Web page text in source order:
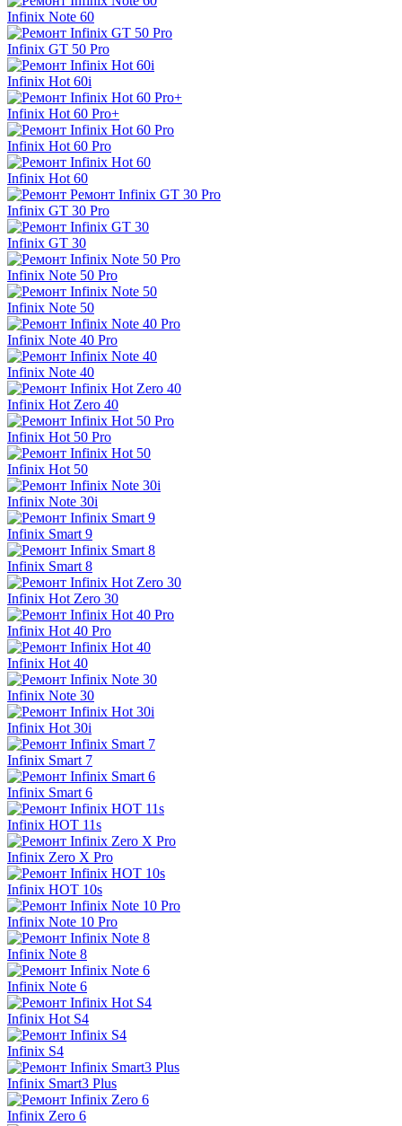
Infinix Note 60
Infinix GT 50 Pro
Infinix Hot 60i
Infinix Hot 60 Pro+
Infinix Hot 60 Pro
Infinix Hot 60
Infinix GT 30 Pro
Infinix GT 30
Infinix Note 50 Pro
Infinix Note 50
Infinix Note 40 Pro
Infinix Note 40
Infinix Hot Zero 40
Infinix Hot 50 Pro
Infinix Hot 50
Infinix Note 30i
Infinix Smart 9
Infinix Smart 8
Infinix Hot Zero 30
Infinix Hot 40 Pro
Infinix Hot 40
Infinix Note 30
Infinix Hot 30i
Infinix Smart 7
Infinix Smart 6
Infinix HOT 11s
Infinix Zero X Pro
Infinix HOT 10s
Infinix Note 10 Pro
Infinix Note 8
Infinix Note 6
Infinix Hot S4
Infinix S4
Infinix Smart3 Plus
Infinix Zero 6